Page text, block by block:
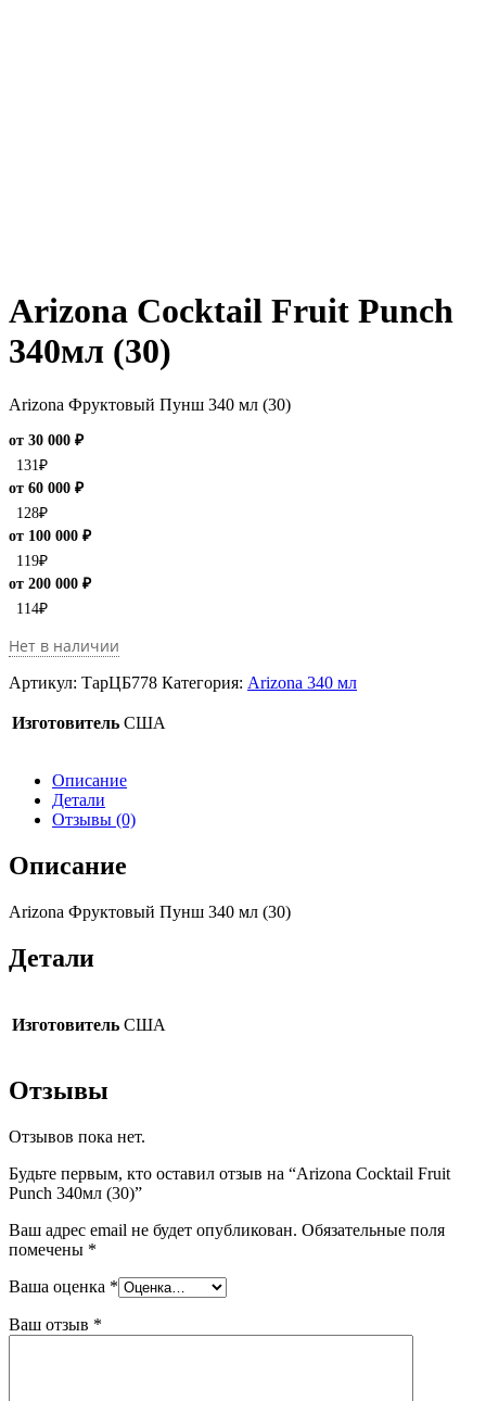
Arizona Cocktail Fruit Punch
340мл (30)
Arizona Фруктовый Пунш 340 мл (30)
от 30 000 ₽
131 ₽
от 60 000 ₽
128₽
от 100 000 ₽
119₽
от 200 000 ₽
114₽
Нет в наличии
Артикул: ТарЦБ778 Категория: Arizona 340 мл
Изготовитель США
Описание
Детали
Отзывы (0)
Описание
Arizona Фруктовый Пунш 340 мл (30)
Детали
Изготовитель США
Отзывы
Отзывов пока нет.
Будьте первым, кто оставил отзыв на “Arizona Cocktail Fruit
Punch 340мл (30)”
Ваш адрес email не будет опубликован. Обязательные поля
помечены *
Ваша оценка *
Ваш отзыв *